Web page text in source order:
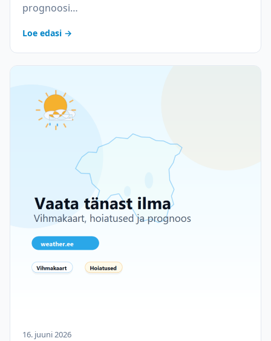
prognoosi…
Loe edasi →
16. juuni 2026